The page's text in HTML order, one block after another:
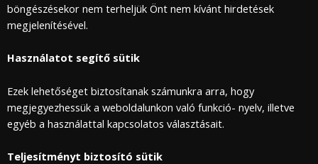
böngészésekor nem terheljük Önt nem kívánt hirdetések
megjelenítésével.
Használatot segítő sütik
Ezek lehetőséget biztosítanak számunkra arra, hogy
megjegyezhessük a weboldalunkon való funkció- nyelv, illetve
egyéb a használattal kapcsolatos választásait.
Teljesítményt biztosító sütik